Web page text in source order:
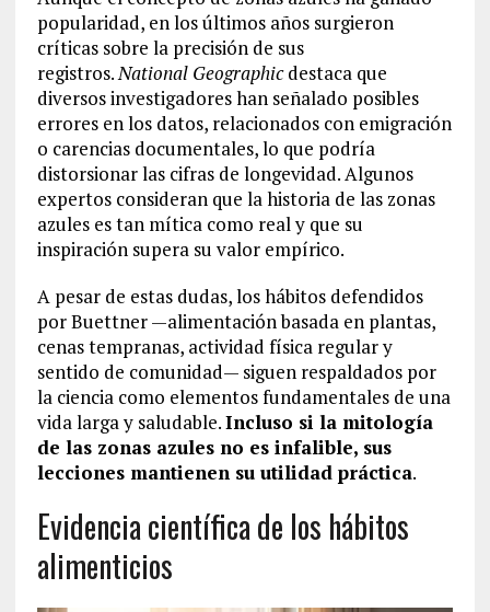
popularidad, en los últimos años surgieron
críticas sobre la precisión de sus
registros.National Geographicdestaca que
diversos investigadores han señalado posibles
errores en los datos, relacionados con emigración
o carencias documentales, lo que podría
distorsionar las cifras de longevidad. Algunos
expertos consideran que la historia de las zonas
azules es tan mítica como real y que su
inspiración supera su valor empírico.
A pesar de estas dudas, los hábitos defendidos
por Buettner —alimentación basada en plantas,
cenas tempranas, actividad física regular y
sentido de comunidad— siguen respaldados por
la ciencia como elementos fundamentales de una
vida larga y saludable.Incluso si la mitología
de las zonas azules no es infalible, sus
lecciones mantienen su utilidad práctica.
Evidencia científica de los hábitos
alimenticios